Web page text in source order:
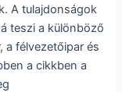
A tulajdonságok
teszi a különböző
a félvezetőipar és
a cikkben a